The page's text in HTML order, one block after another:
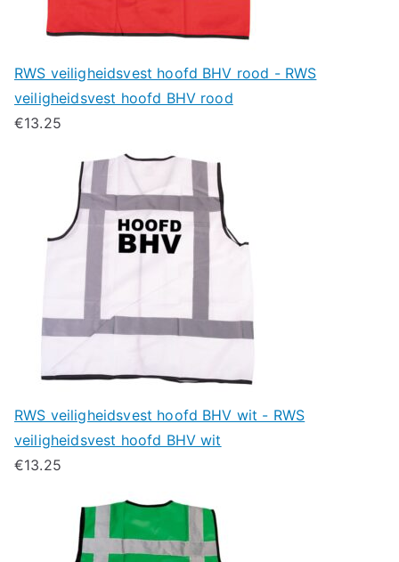
RWS veiligheidsvest hoofd BHV rood - RWS
veiligheidsvest hoofd BHV rood
€13.25
RWS veiligheidsvest hoofd BHV wit - RWS
veiligheidsvest hoofd BHV wit
€13.25